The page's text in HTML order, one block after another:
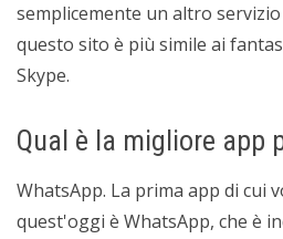
semplicemente un altro
questo sito è più simile ai
Skype.
Qual è la migliore app
WhatsApp. La prima app di cui
quest'oggi è WhatsApp, che è